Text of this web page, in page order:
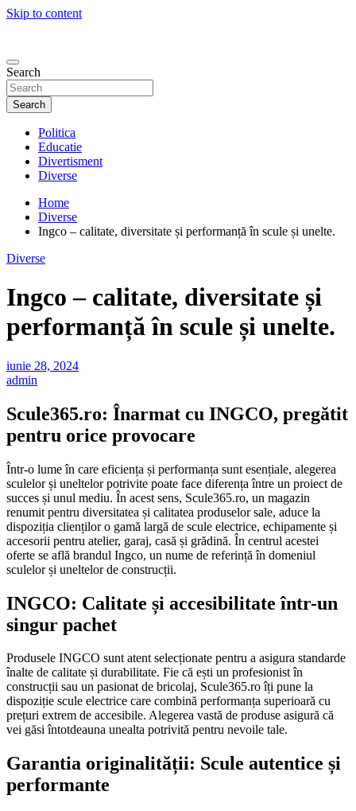
Skip to content
Search
Search
Politica
Educatie
Divertisment
Diverse
Home
Diverse
Ingco – calitate, diversitate și performanță în scule și unelte.
Diverse
Ingco – calitate, diversitate și
performanță în scule și unelte.
iunie 28, 2024
admin
Scule365.ro: Înarmat cu INGCO, pregătit
pentru orice provocare
Într-o lume în care eficiența și performanța sunt esențiale, alegerea
sculelor și uneltelor potrivite poate face diferența între un proiect de
succes și unul mediu. În acest sens, Scule365.ro, un magazin
renumit pentru diversitatea și calitatea produselor sale, aduce la
dispoziția clienților o gamă largă de scule electrice, echipamente și
accesorii pentru atelier, garaj, casă și grădină. În centrul acestei
oferte se află brandul Ingco, un nume de referință în domeniul
sculelor și uneltelor de construcții.
INGCO: Calitate și accesibilitate într-un
singur pachet
Produsele INGCO sunt atent selecționate pentru a asigura standarde
înalte de calitate și durabilitate. Fie că ești un profesionist în
construcții sau un pasionat de bricolaj, Scule365.ro îți pune la
dispoziție scule electrice care combină performanța superioară cu
prețuri extrem de accesibile. Alegerea vastă de produse asigură că
vei găsi întotdeauna unealta potrivită pentru nevoile tale.
Garantia originalității: Scule autentice și
performante